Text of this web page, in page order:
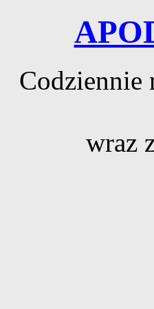
Codziennie
wraz